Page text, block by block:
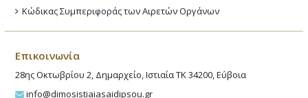
Κώδικας Συμπεριφοράς των Αιρετών Οργάνων
Επικοινωνία
28ης Οκτωβρίου 2, Δημαρχείο, Ιστιαία ΤΚ 34200, Εύβοια
info@dimosistiaiasaidipsou.gr